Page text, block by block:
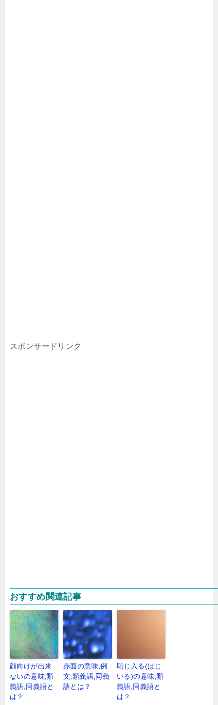
スポンサードリンク
おすすめ関連記事
顔向けが出来
ないの意味,類
義語,同義語と
は？
赤面の意味,例
文,類義語,同義
語とは？
恥じ入る(はじ
いる)の意味,類
義語,同義語と
は？